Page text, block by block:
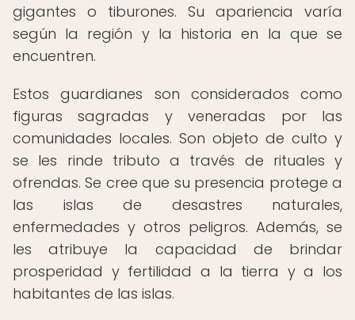
gigantes o tiburones. Su apariencia varía
según la región y la historia en la que se
encuentren.
Estos guardianes son considerados como
figuras sagradas y veneradas por las
comunidades locales. Son objeto de culto y
se les rinde tributo a través de rituales y
ofrendas. Se cree que su presencia protege a
las islas de desastres naturales,
enfermedades y otros peligros. Además, se
les atribuye la capacidad de brindar
prosperidad y fertilidad a la tierra y a los
habitantes de las islas.